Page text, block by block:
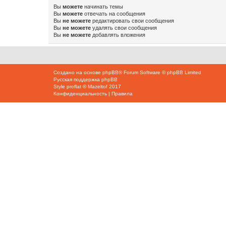
Вы можете начинать темы
Вы можете отвечать на сообщения
Вы не можете редактировать свои сообщения
Вы не можете удалять свои сообщения
Вы не можете добавлять вложения
Создано на основе phpBB® Forum Software © phpBB Limited
Русская поддержка phpBB
Style proflat ©Mazeltof 2017
Конфиденциальность | Правила